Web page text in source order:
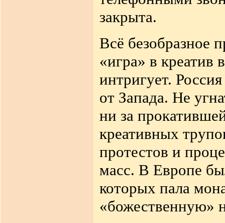
закрыта.
Всё безобразное
«игра» в креатив
интригует.
от Запада. Не
ни за
креативных
протестов и
масс. В Европе
которых пала
«божественную»